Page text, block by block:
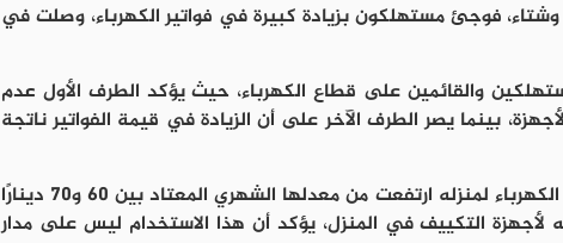
فوجئ مستهلكون بزيادة كبيرة في فواتير الكهرباء، وصلت في
والقائمين على قطاع الكهرباء، حيث يؤكد الطرف الأول عدم
بينما يصر الطرف الآخر على أن الزيادة في قيمة الفواتير ناتجة
عبدالله مصطفى يشير إلى أن فاتورة الكهرباء لمنزله ارتفعت من معدلها الشهري المعتاد بين 60 و70 دينارًا
استخدامه لأجهزة التكييف في المنزل، يؤكد أن هذا الاستخدام ليس على مدار